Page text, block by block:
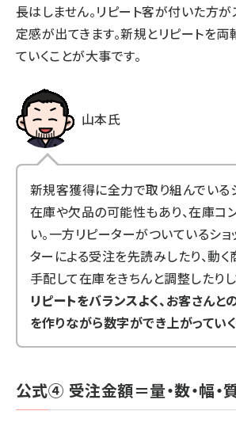
長はしません。リピート客が付いた方が
定感が出てきます。新規とリピートを両
ていくことが大事です。
山本氏
新規客獲得に全力で取り組んでいる
在庫や欠品の可能性もあり、在庫コ
い。一方リピーターがついているシ
ターによる受注を先読みしたり、動く
手配して在庫をきちんと調整したりし
リピートをバランスよく、お客さんと
を作りながら数字ができ上がってい
公式④ 受注金額＝量・数・幅・